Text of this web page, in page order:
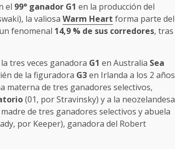
el 99° ganador G1 en la producción del
la valiosa Warm Heart forma parte del
fenomenal 14,9 % de sus corredores, tras
tres veces ganadora G1 en Australia Sea
de la figuradora G3en Irlanda a los 2 años
materna de tres ganadores selectivos,
(01, por Stravinsky) y a la neozelandesa
de tres ganadores selectivos y abuela
por Keeper), ganadora del Robert